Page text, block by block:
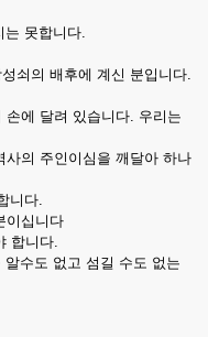
못합니다.
의 배후에 계신 분입니다.
달려 있습니다. 우리는
주인이심을 깨달아 하나
다.
십니다
니다.
도 없고 섬길 수도 없는